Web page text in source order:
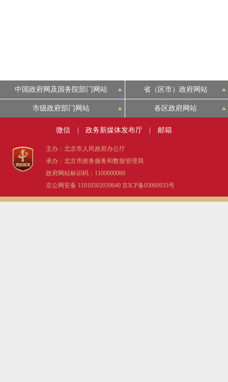
中国政府网及国务院部门网站 省（区市）政府网站
市级政府部门网站 各区政府网站
微信 政务新媒体发布厅 邮箱
主办：北京市人民政府办公厅
承办：北京市政务服务和数据管理局
政府网站标识码：1100000088
京公网安备 11010502039640 京ICP备05060933号